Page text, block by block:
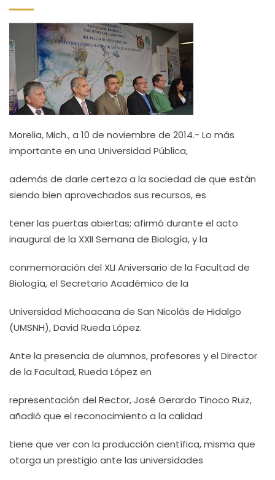
Morelia, Mich., a 10 de noviembre de 2014.- Lo más
importante en una Universidad Pública,
además de darle certeza a la sociedad de que están
siendo bien aprovechados sus recursos, es
tener las puertas abiertas; afirmó durante el acto
inaugural de la XXII Semana de Biología, y la
conmemoración del XLI Aniversario de la Facultad de
Biología, el Secretario Académico de la
Universidad Michoacana de San Nicolás de Hidalgo
(UMSNH), David Rueda López.
Ante la presencia de alumnos, profesores y el Director
de la Facultad, Rueda López en
representación del Rector, José Gerardo Tinoco Ruiz,
añadió que el reconocimiento a la calidad
tiene que ver con la producción científica, misma que
otorga un prestigio ante las universidades